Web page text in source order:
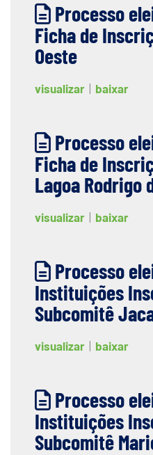
Processo
Ficha de
Oeste
visualizar baixar
Processo
Ficha de
Lagoa Rodrigo
visualizar baixar
Processo
Instituições
Subcomitê
visualizar baixar
Processo
Instituições
Subcomitê